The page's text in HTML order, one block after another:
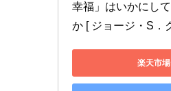
幸福」はいかにし
か [ ジョージ・S．
楽天市場